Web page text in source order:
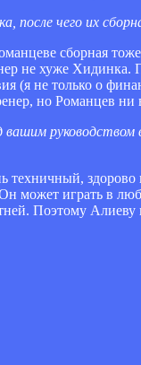
после чего их
сборная
не хуже
(я не только о
но Романцев ни
вашим
здорово
может играть в
Поэтому Алиеву